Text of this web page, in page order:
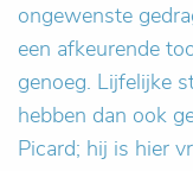
ongewenste
een afkeurende
genoeg. Lijfelijke
hebben dan ook
Picard; hij is hier